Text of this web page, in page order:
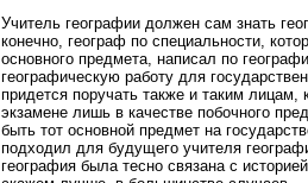
Учитель географии должен сам знать
конечно, географ по специальности,
основного предмета, написал по
географическую работу для
придется поручать также и таким
экзамене лишь в качестве побочного
быть тот основной предмет на
подходил для будущего учителя
география была тесно связана с